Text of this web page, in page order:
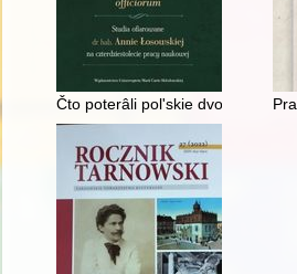
Čto poterâli pol'skie dvorâne v